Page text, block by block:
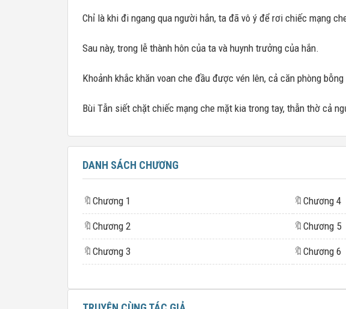
Chỉ là khi đi ngang qua người hắn, ta đã vô ý để rơi chiếc mạng
Sau này, trong lễ thành hôn của ta và huynh trưởng của hắn.
Khoảnh khắc khăn voan che đầu được vén lên, cả căn phòng
Bùi Tẫn siết chặt chiếc mạng che mặt kia trong tay, thẫn thờ cả
DANH SÁCH CHƯƠNG
🔖 Chương 1
🔖 Chương 2
🔖 Chương 3
🔖 Chương 4
🔖 Chương 5
🔖 Chương 6